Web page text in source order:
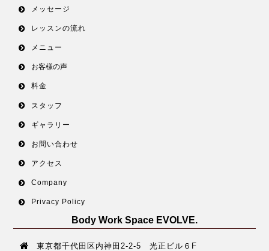
メッセージ
レッスンの流れ
メニュー
お客様の声
料金
スタッフ
ギャラリー
お問い合わせ
アクセス
Company
Privacy Policy
Body Work Space EVOLVE.
東京都千代田区内神田2-2-5 光正ビル６F